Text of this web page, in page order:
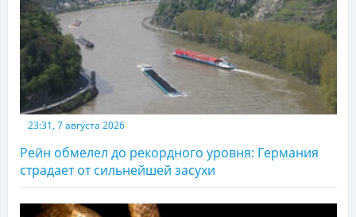
23:31, 7 августа 2026
Рейн обмелел до рекордного уровня: Германия
страдает от сильнейшей засухи